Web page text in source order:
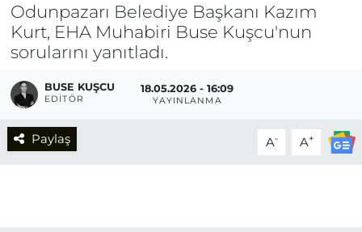
Odunpazarı Belediye Başkanı Kazım
Kurt, EHA Muhabiri Buse Kuşcu'nun
sorularını yanıtladı.
BUSE KUŞCU
EDITÖR
18.05.2026 - 16:09
YAYINLANMA
Paylaş A- A+